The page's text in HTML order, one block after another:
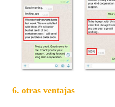
6. otras ventajas